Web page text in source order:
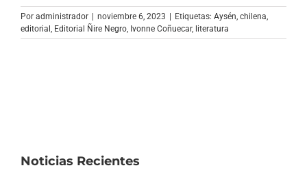
Archivo Sonoro
Por administrador | noviembre 6, 2023 | Etiquetas: Aysén chilena
editorial Editorial Ñire Negro Ivonne Coñuecar, literatura
Noticias Recientes